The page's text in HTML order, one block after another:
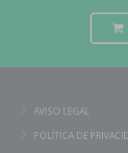
AVISO LEGAL
POLÍTICA DE